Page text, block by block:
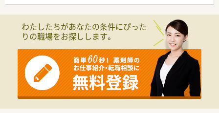
■年間休日は123日と業界最高水準を確保しており、有休消化率
も92％と高く、周囲と助け合いながら休みを取得できる社風で
となる従業員など、薬剤師として様々な活躍ができるフィールド
■総合薬剤師・調剤薬剤師（土日休み・19時までの勤務）どちらか
の働き方を選択できます
■調剤併設型だけでなく「医療モール・クリニック併設店舗」「敷
地内薬局」「訪問調剤特化型店舗」など様々な店舗を運営してい
ます
■在宅医療にも積極的取り組んでおり「訪問調剤特化型店舗」を
50店舗以上、無菌調剤室は業界最多の51店舗設置しています
■「プラチナくるみん認定企業」「健康経営優良法人2023（大規模
法人部門）認定」等を取得し一人ひとりが働きやすい環境が整備
されています
■充実した研修制度、人事制度、評価制度、キャリア支援制度等
わたしたちがあなたの条件にぴった
りの職場をお探しします。